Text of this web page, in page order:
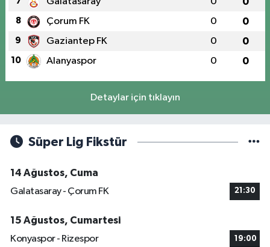
8 Çorum FK 0 0
9 Gaziantep FK 0 0
10 Alanyaspor 0 0
Detaylar için tıklayın
Süper Lig Fikstür
14 Ağustos, Cuma
Galatasaray - Çorum FK
21:30
15 Ağustos, Cumartesi
Konyaspor - Rizespor
19:00